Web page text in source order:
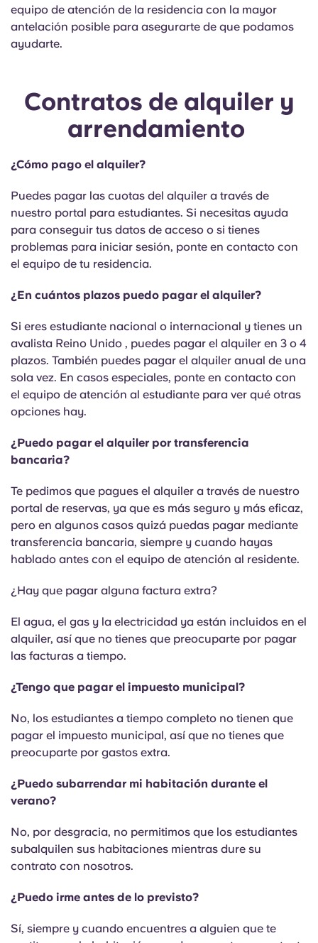
equipo de atención de la residencia con la mayor
antelación posible para asegurarte de que podamos
ayudarte.
Contratos de alquiler y
arrendamiento
¿Cómo pago el alquiler?
Puedes pagar las cuotas del alquiler a través de
nuestro portal para estudiantes. Si necesitas ayuda
para conseguir tus datos de acceso o si tienes
problemas para iniciar sesión, ponte en contacto con
el equipo de tu residencia.
¿En cuántos plazos puedo pagar el alquiler?
Si eres estudiante nacional o internacional y tienes un
avalista Reino Unido , puedes pagar el alquiler en 3 o 4
plazos. También puedes pagar el alquiler anual de una
sola vez. En casos especiales, ponte en contacto con
el equipo de atención al estudiante para ver qué otras
opciones hay.
¿Puedo pagar el alquiler por transferencia
bancaria?
Te pedimos que pagues el alquiler a través de nuestro
portal de reservas, ya que es más seguro y más eficaz,
pero en algunos casos quizá puedas pagar mediante
transferencia bancaria, siempre y cuando hayas
hablado antes con el equipo de atención al residente.
¿Hay que pagar alguna factura extra?
El agua, el gas y la electricidad ya están incluidos en el
alquiler, así que no tienes que preocuparte por pagar
las facturas a tiempo.
¿Tengo que pagar el impuesto municipal?
No, los estudiantes a tiempo completo no tienen que
pagar el impuesto municipal, así que no tienes que
preocuparte por gastos extra.
¿Puedo subarrendar mi habitación durante el
verano?
No, por desgracia, no permitimos que los estudiantes
subalquilen sus habitaciones mientras dure su
contrato con nosotros.
¿Puedo irme antes de lo previsto?
Sí, siempre y cuando encuentres a alguien que te